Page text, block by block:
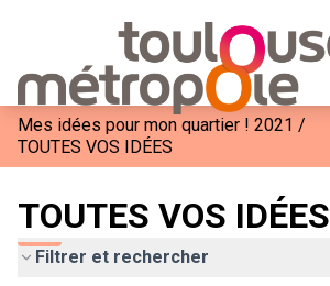
Mes idées pour mon quartier ! 2021 /
TOUTES VOS IDÉES
TOUTES VOS IDÉES
Filtrer et rechercher